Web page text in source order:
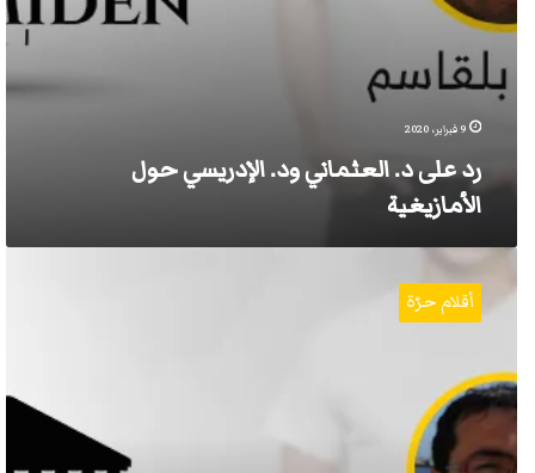
9 فبراير، 2020
رد على د. العثماني ود. الإدريسي حول
الأمازيغية
بل
الحرف
اللاتيني
يا
د.
بنسالم
حميش
أقلام حرّة